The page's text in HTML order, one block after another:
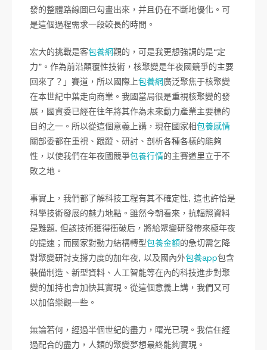
發的整體路線圖已勾畫出來，并且仍在不斷地優化。可
是這個過程需求一段較長的時間。
宏大的挑戰是客包養網觀的，可是我更想強調的是“定
力”。作為前沿顛覆性技術，核聚變是年夜國競爭的主要
回來了？」賽道，所以國際上包養網廣泛聚焦于核聚變
在本世紀中葉走向商業。我國當局很是重視核聚變的發
展，國資委已經在往年將其作為未來動力產業主要標的
目的之一。所以從這個意義上講，現在國家相包養感情
關部委都在重視、跟蹤、研討、剖析各種各樣的能夠
性，以使我們在年夜國競爭包養行情的主賽道里立于不
敗之地。
事實上，我們都了解科技工程有其不確定性, 這也許恰是
科學技術發展的魅力地點。雖然今朝看來，抗輻照資料
是難題, 但該技術獲得衝破后，將給聚變研發帶來極年夜
的提速；而國家對動力結構轉型包養金額的急切需乞降
對聚變研討支撐力度的加年夜, 以及國內外包養app包含
裝備制造、新型資料、人工智能等在內的科技進步對聚
變的加持也會加快其實現。從這個意義上講，我們又可
以加倍樂觀一些。
無論若何，經過半個世紀的盡力，曙光已現。我信任經
過配合的盡力，人類的聚變夢想最終能夠實現。